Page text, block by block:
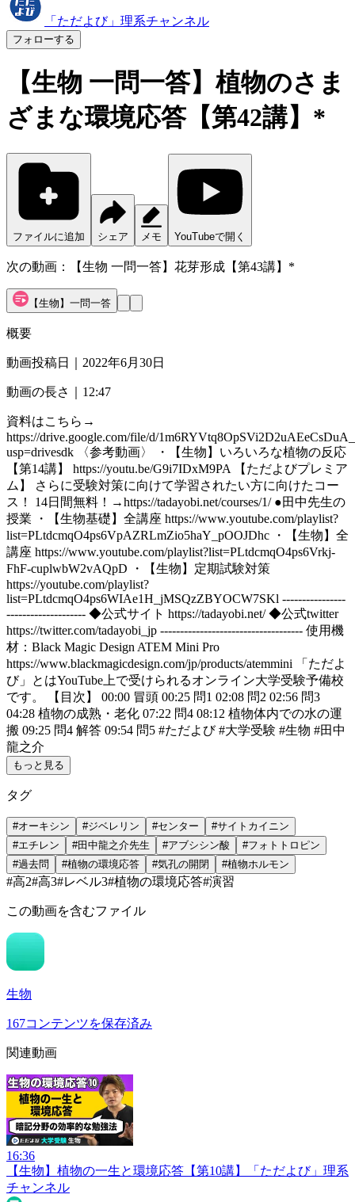
「ただよび」理系チャンネル
フォローする
【生物 一問一答】植物のさま
ざまな環境応答【第42講】*
ファイルに追加 シェア メモ YouTubeで開く
次の動画： 【生物 一問一答】花芽形成【第43講】*
【生物】一問一答
概要
動画投稿日｜ 2022年6月30日
動画の長さ｜ 12:47
資料はこちら→
https://drive.google.com/file/d/
usp=drivesdk 〈参考動画〉 ・【生物】いろいろな植物の反応
【第14講】 https://youtu.be/G9i7IDxM9PA 【ただよびプレミア
ム】 さらに受験対策に向けて学習されたい方に向けたコー
ス！ 14日間無料！→https://tadayobi.net/courses/1/ ●田中先生の
授業 ・【生物基礎】全講座 https://www.youtube.com/playlist?
list=PLtdcmqO4ps6VpAZRLmZio5haY_pOOJDhc ・【生物】全
講座 https://www.youtube.com/playlist?list=PLtdcmqO4ps6Vrkj-
FhF-cuplwbW2vAQpD ・【生物】定期試験対策
https://youtube.com/playlist?
list=PLtdcmqO4ps6WIAe1H_jMSQzZBYOCW7SKl ----------------
-------------------- ◆公式サイト https://tadayobi.net/ ◆公式twitter
https://twitter.com/tadayobi_jp ------------------------------------ 使用機
材：Black Magic Design ATEM Mini Pro
https://www.blackmagicdesign.com/jp/products/atemmini 「ただよ
び」とはYouTube上で受けられるオンライン大学受験予備校
です。 【目次】 00:00 冒頭 00:25 問1 02:08 問2 02:56 問3
04:28 植物の成熟・老化 07:22 問4 08:12 植物体内での水の運
搬 09:25 問4 解答 09:54 問5 #ただよび #大学受験 #生物 #田中
龍之介
もっと見る
タグ
#オーキシン #ジベレリン #センター #サイトカイニン
#エチレン #田中龍之介先生 #アブシシン酸 #フォトトロピン
#過去問 #植物の環境応答 #気孔の開閉 #植物ホルモン
#高2#高3#レベル3#植物の環境応答#演習
この動画を含むファイル
生物
167コンテンツを保存済み
関連動画
16:36
【生物】植物の一生と環境応答【第10講】
「ただよび」理系
チャンネル